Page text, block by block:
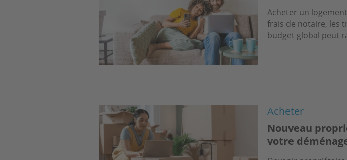
Acheter un
frais de notaire, les
budget global peut
Image
Acheter
Nouveau
votre